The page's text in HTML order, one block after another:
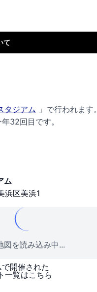
て
タジアム 」で行われます。
32回目です。
ム
浜区美浜1
図を読み込み中...
で開催された
一覧はこちら